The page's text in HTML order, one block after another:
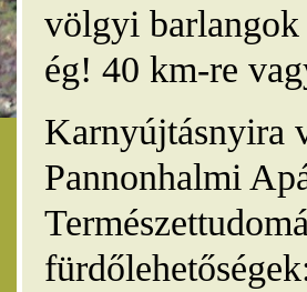
völgyi barlangok
ég! 40 km-re
Karnyújtásnyira
Pannonhalmi